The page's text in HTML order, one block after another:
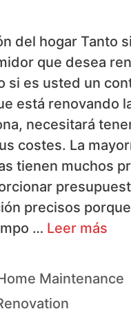
del hogar Tanto
que desea
si es usted un
está renovando
necesitará
costes. La
tienen muchos
precisos
… Leer más
Maintenance